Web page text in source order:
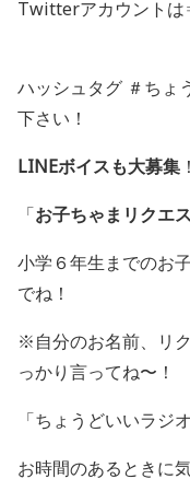
Twitterアカウント
ハッシュタグ ＃ちょ
下さい！
LINEボイスも大募集 ！
「お子ちゃまリクエ
小学６年生までのお
でね！
※自分のお名前、リ
っかり言ってね〜！
「ちょうどいいラジ
お時間のあるときに